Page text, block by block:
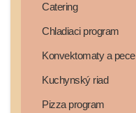
Catering
Chladiaci program
Konvektomaty a pece
Kuchynský riad
Pizza program